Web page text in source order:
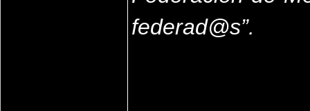
federad@s”.